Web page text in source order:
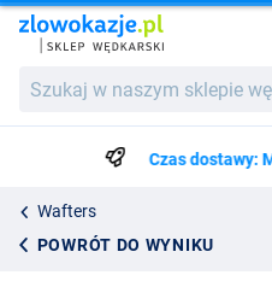
w
wędkarskim...
Czas dostawy:
Wafters
POWRÓT DO WYNIKU
34.99